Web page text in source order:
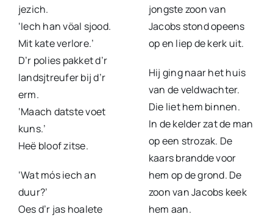
jezich.
‘Iech han vöal sjood.
Mit kate verlore.’
D’r polies pakket d’r
landsjtreufer bij d’r
erm.
‘Maach datste voet
kuns.’
Heë bloof zitse.
‘Wat mós iech an
duur?’
Oes d’r jas hoalete
jongste zoon van
Jacobs stond opeens
op en liep de kerk uit.
Hij ging naar het huis
van de veldwachter.
Die liet hem binnen.
In de kelder zat de man
op een strozak. De
kaars brandde voor
hem op de grond. De
zoon van Jacobs keek
hem aan.